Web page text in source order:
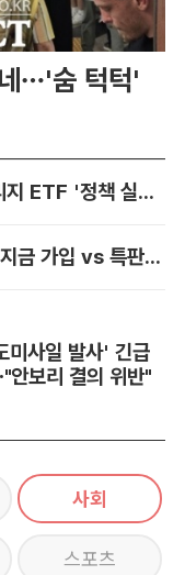
…'숨 턱턱'
외신도 주목한 '널뛰기 증시'…레버리지 ETF '정책 실패' 책임론 공방
치솟던 저축은행 예금금리 꺾였다…'지금 가입 vs 특판 대기' 셈법 복잡
미사일 발사' 긴급
안보리 결의 위반"
사회
스포츠